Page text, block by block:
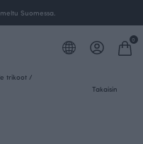
Suomessa.
0
trikoot /
Takaisin